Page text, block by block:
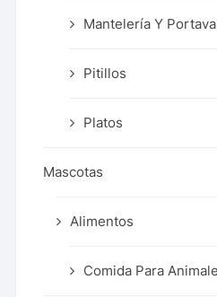
Mantelería Y
Pitillos
Platos
Mascotas
Alimentos
Comida Para